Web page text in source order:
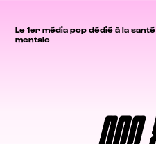
Le 1er média pop dédié à la santé
mentale